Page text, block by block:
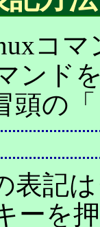
コ
ンド
頭の
表記
ーを